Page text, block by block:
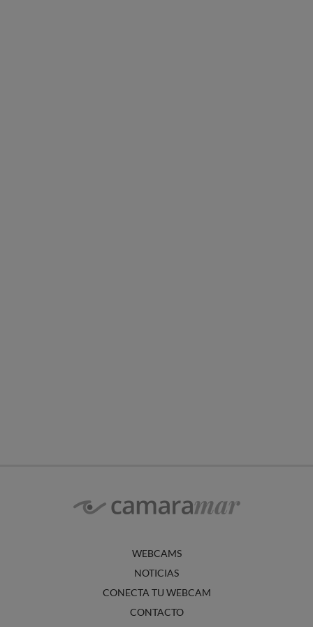
WEBCAMS
NOTICIAS
CONECTA TU WEBCAM
CONTACTO